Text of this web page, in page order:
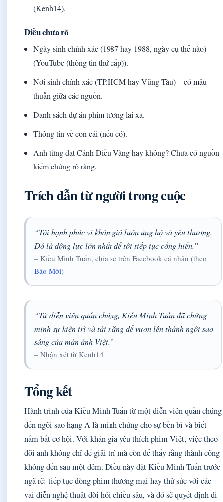
(Kenh14).
Điều chưa rõ
Ngày sinh chính xác (1987 hay 1988, ngày cụ thể nào)
(YouTube (thông tin thứ cấp)).
Nơi sinh chính xác (TP.HCM hay Vũng Tàu) – có mâu
thuẫn giữa các nguồn.
Danh sách dự án phim tương lai xa.
Thông tin về con cái (nếu có).
Anh từng đạt Cánh Diều Vàng hay không? Chưa có nguồn
kiểm chứng rõ ràng.
Trích dẫn từ người trong cuộc
“Tôi hạnh phúc vì khán giả luôn ủng hộ và yêu thương.
Đó là động lực lớn nhất để tôi tiếp tục cống hiến.”
– Kiều Minh Tuấn, chia sẻ trên Facebook cá nhân (theo
Báo Mới)
“Từ diễn viên quần chúng, Kiều Minh Tuấn đã chứng
minh sự kiên trì và tài năng để vươn lên thành ngôi sao
sáng của màn ảnh Việt.”
– Nhận xét từ Kenh14
Tổng kết
Hành trình của Kiều Minh Tuấn từ một diễn viên quần chúng
đến ngôi sao hạng A là minh chứng cho sự bền bỉ và biết
nắm bắt cơ hội. Với khán giả yêu thích phim Việt, việc theo
dõi anh không chỉ để giải trí mà còn để thấy rằng thành công
không đến sau một đêm. Điều này đặt Kiều Minh Tuấn trước
ngã rẽ: tiếp tục dòng phim thương mại hay thử sức với các
vai diễn nghệ thuật đòi hỏi chiều sâu, và đó sẽ quyết định di